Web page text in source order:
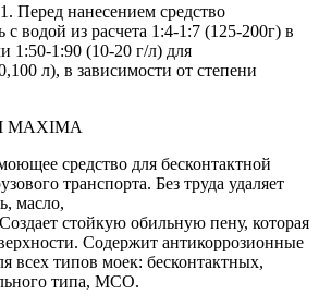
Перед нанесением средство
с водой из расчета 1:4-1:7 (125-200г) в
1:50-1:90 (10-20 г/л) для
л), в завиcимости от степени
MAXIMA
средство для бесконтактной
транспорта. Без труда удаляет
масло,
стойкую обильную пену, которая
Содержит антикоррозионные
всех типов моек: бесконтактных,
типа, МСО.